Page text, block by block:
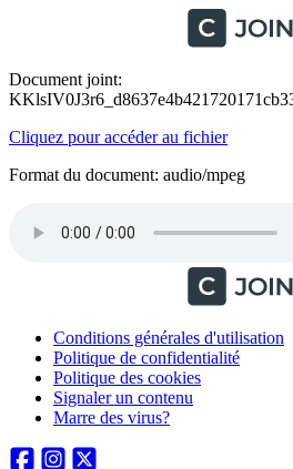
Document joint:
Cliquez pour accéder au fichier
Format du document: audio/mpeg
Conditions générales d'utilisation
Politique de confidentialité
Politique des cookies
Signaler un contenu
Marre des virus?